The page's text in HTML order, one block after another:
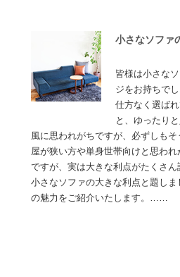
小さなソファ
皆様は小さな
ジをお持ちで
仕方なく選ば
と、ゆったり
風に思われがちですが、必ずしも
屋が狭い方や単身世帯向けと思わ
ですが、実は大きな利点がたくさ
小さなソファの大きな利点と題し
の魅力をご紹介いたします。……